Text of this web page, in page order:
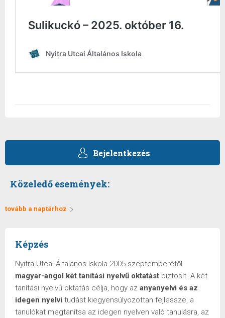
Bejelentkezés
Közeledő események:
tovább a naptárhoz
Képzés
Nyitra Utcai Általános Iskola 2005 szeptemberétől
magyar-angol két tanítási nyelvű oktatást biztosít. A két
tanítási nyelvű oktatás célja, hogy az anyanyelvi és az
idegen nyelvi tudást kiegyensúlyozottan fejlessze, a
tanulókat megtanítsa az idegen nyelven való tanulásra, az